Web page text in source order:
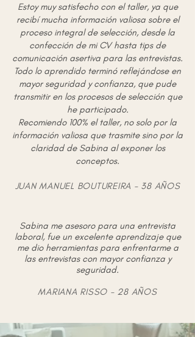
Estoy muy satisfecho con el taller, ya que
recibí mucha información valiosa sobre el
proceso integral de selección, desde la
confección de mi CV hasta tips de
comunicación asertiva para las entrevistas.
Todo lo aprendido terminó reflejándose en
mayor seguridad y confianza, que pude
transmitir en los procesos de selección que
he participado.
Recomiendo 100% el taller, no solo por la
información valiosa que trasmite sino por la
claridad de Sabina al exponer los
conceptos.
JUAN MANUEL BOUTUREIRA - 38 AÑOS
Sabina me asesoro para una entrevista
laboral, fue un excelente aprendizaje que
me dio herramientas para enfrentarme a
las entrevistas con mayor confianza y
seguridad.
MARIANA RISSO - 28 AÑOS